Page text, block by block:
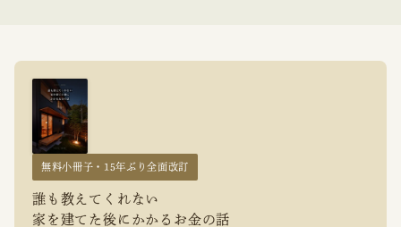
無料小冊子・15年ぶり全面改訂
誰も教えてくれない
家を建てた後にかかるお金の話